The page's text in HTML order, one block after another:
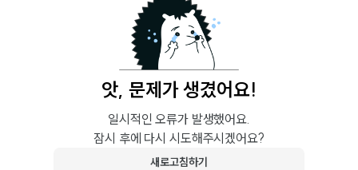
앗, 문제가 생겼어요!
일시적인 오류가 발생했어요.
잠시 후에 다시 시도해주시겠어요?
새로고침하기